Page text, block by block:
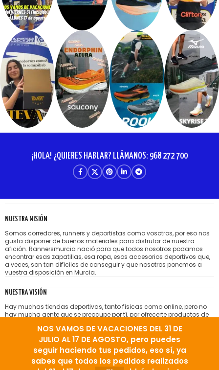
NOS VAMOS DE VACACIONES DEL 31 DE
JULIO AL 17 DE AGOSTO, pero puedes
seguir haciendo tus pedidos, eso sí, ya
sabes que todos los pedidos realizados
¡HOLA! ¿QUIERES HABLAR? LLÁMANOS: 968 272 700
NUESTRA MISIÓN
Somos corredores, runners y deportistas como vosotros, por eso nos
gusta disponer de buenos materiales para disfrutar de nuestra
afición. Rannersmurcia nació para que todos nosotros podamos
encontrar esas zapatillas, esa ropa, esos accesorios deportivos que,
a veces, son tan difíciles de conseguir y que nosotros ponemos a
vuestra disposición en Murcia.
NUESTRA VISIÓN
Hay muchas tiendas deportivas, tanto físicas como online, pero no
hay mucha gente que se preocupe por tí, por ofrecerte productos de
hígado por lo que te venden. Nos gusta la idea de tener amigos
satisfechos que vienen a nuestra tienda running porque encuentran
el producto correcto, bien aconsejados.